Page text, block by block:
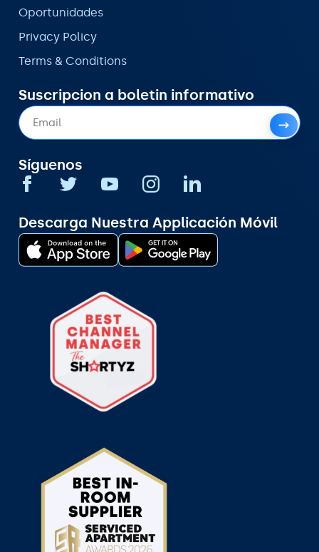
Oportunidades
Privacy Policy
Terms & Conditions
Suscripcion a boletin informativo
Síguenos
Descarga Nuestra Applicación Móvil